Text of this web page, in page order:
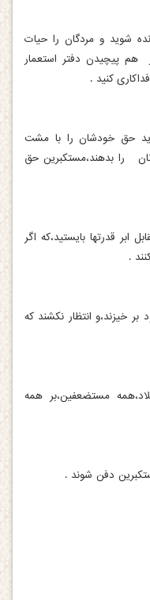
شوید و مردگان را حیات
هم پیچیدن دفتر استعمار
کنید .
حق خودشان را با مشت
را بدهند،مستکبرین حق
قدرتها بایستید،که اگر
.
خیزند،و انتظار نکشند که
مستضعفین،بر همه
دفن شوند .